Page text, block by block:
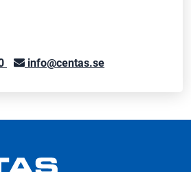
info@centas.se